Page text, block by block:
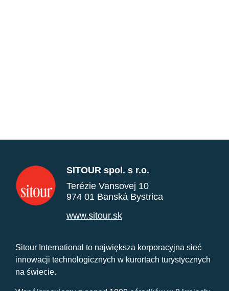
SITOUR spol. s r.o.
Terézie Vansovej 10
974 01 Banská Bystrica
www.sitour.sk
Sitour International to największa korporacyjna sieć
innowacji technologicznych w kurortach turystycznych
na świecie.